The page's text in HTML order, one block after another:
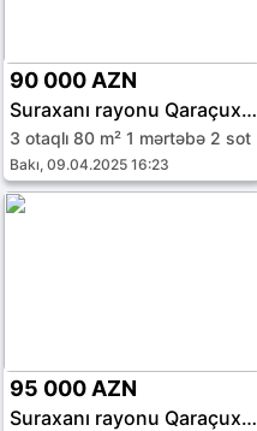
90 000 AZN
Suraxanı rayonu Qaraçuxur qəs.
3 otaqlı 80 m² 1 mərtəbə 2 sot
Bakı, 09.04.2025 16:23
95 000 AZN
Suraxanı rayonu Qaraçuxur qəs.